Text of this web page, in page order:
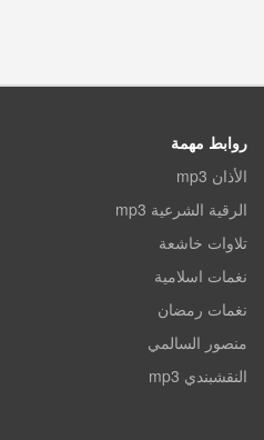
روابط مهمة
الأذان mp3
الرقية الشرعية mp3
تلاوات خاشعة
نغمات اسلامية
نغمات رمضان
منصور السالمي
النقشبندي mp3